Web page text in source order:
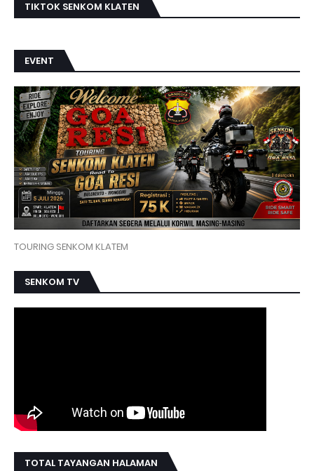
TIKTOK SENKOM KLATEN
EVENT
TOURING SENKOM KLATEM
SENKOM TV
TOTAL TAYANGAN HALAMAN